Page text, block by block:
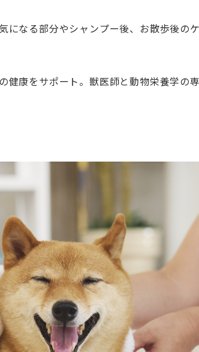
になる部分やシャンプー後、お散歩後
康をサポート。獣医師と動物栄養学の